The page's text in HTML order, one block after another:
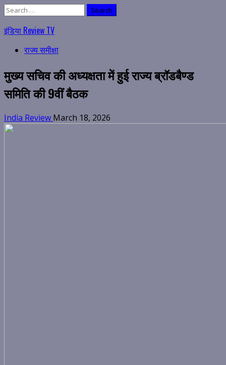
Search
इंडिया Review TV
राज्य समीक्षा
मुख्य सचिव की अध्यक्षता में हुई राज्य ब्रॉडबैण्ड
समिति की 9वीं बैठक
India Review March 18, 2026